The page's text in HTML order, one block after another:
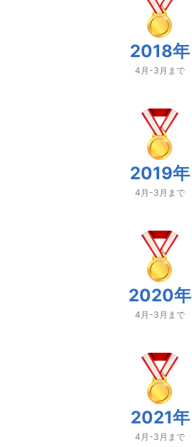
2018年
4月-3月まで
2019年
4月-3月まで
2020年
4月-3月まで
2021年
4月-3月まで